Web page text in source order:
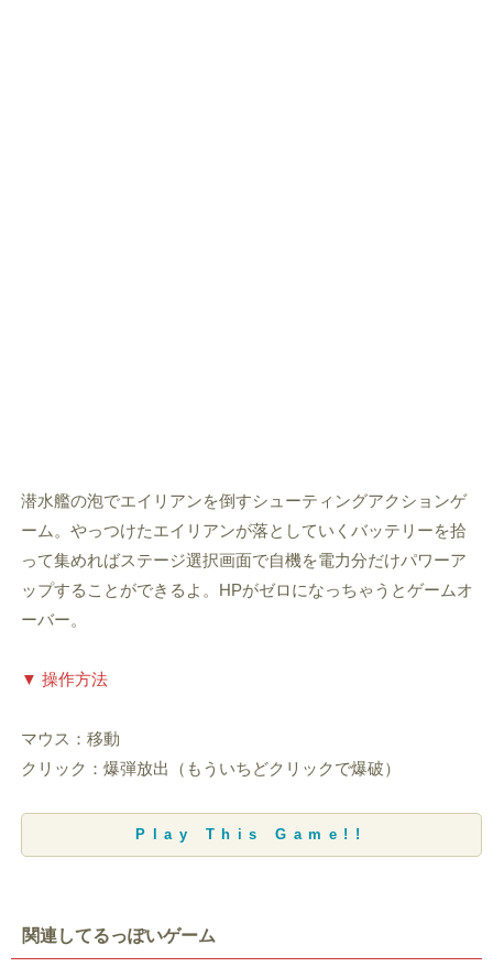
潜水艦の泡でエイリアンを倒すシューティングアクションゲ
ーム。やっつけたエイリアンが落としていくバッテリーを拾
って集めればステージ選択画面で自機を電力分だけパワーア
ップすることができるよ。HPがゼロになっちゃうとゲームオ
ーバー。
▼ 操作方法
マウス：移動
クリック：爆弾放出（もういちどクリックで爆破）
Play This Game!!
関連してるっぽいゲーム